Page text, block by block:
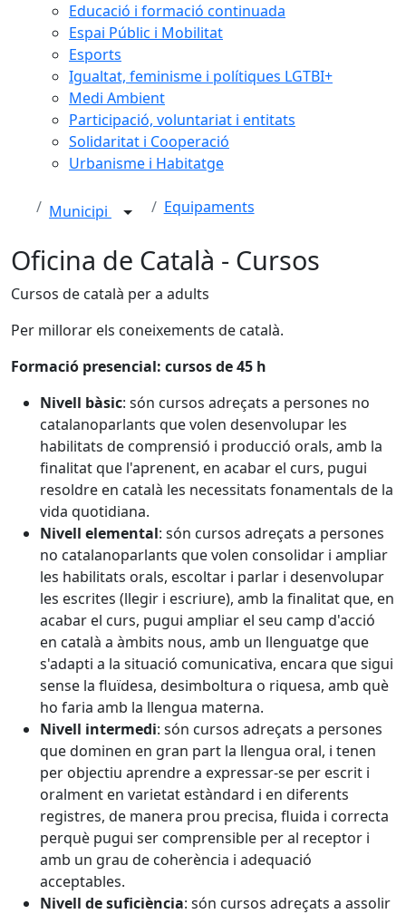
Educació i formació continuada
Espai Públic i Mobilitat
Esports
Igualtat, feminisme i polítiques LGTBI+
Medi Ambient
Participació, voluntariat i entitats
Solidaritat i Cooperació
Urbanisme i Habitatge
Municipi Equipaments
Oficina de Català - Cursos
Cursos de català per a adults
Per millorar els coneixements de català.
Formació presencial: cursos de 45 h
Nivell bàsic: són cursos adreçats a persones no
catalanoparlants que volen desenvolupar les
habilitats de comprensió i producció orals, amb la
finalitat que l'aprenent, en acabar el curs, pugui
resoldre en català les necessitats fonamentals de la
vida quotidiana.
Nivell elemental: són cursos adreçats a persones
no catalanoparlants que volen consolidar i ampliar
les habilitats orals, escoltar i parlar i desenvolupar
les escrites (llegir i escriure), amb la finalitat que, en
acabar el curs, pugui ampliar el seu camp d'acció
en català a àmbits nous, amb un llenguatge que
s'adapti a la situació comunicativa, encara que sigui
sense la fluïdesa, desimboltura o riquesa, amb què
ho faria amb la llengua materna.
Nivell intermedi: són cursos adreçats a persones
que dominen en gran part la llengua oral, i tenen
per objectiu aprendre a expressar-se per escrit i
oralment en varietat estàndard i en diferents
registres, de manera prou precisa, fluida i correcta
perquè pugui ser comprensible per al receptor i
amb un grau de coherència i adequació
acceptables.
Nivell de suficiència: són cursos adreçats a assolir